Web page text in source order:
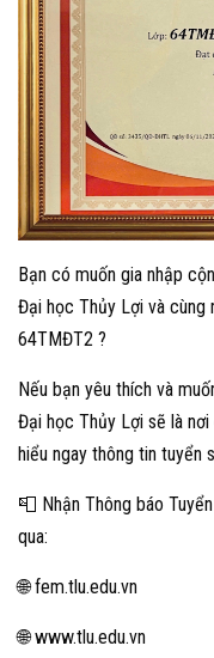
Bạn có muốn gia nhập
Đại học Thủy Lợi và cùng
64TMĐT2 ?
Nếu bạn yêu thích và
Đại học Thủy Lợi sẽ là
hiểu ngay thông tin tuyển
📮 Nhận Thông báo
qua:
🌐fem.tlu.edu.vn
🌐www.tlu.edu.vn